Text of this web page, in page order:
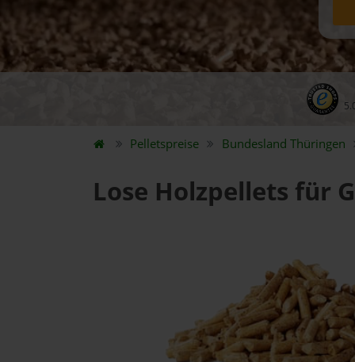
Pelletspreise Bundesland Thüringen
Lose Holzpellets für